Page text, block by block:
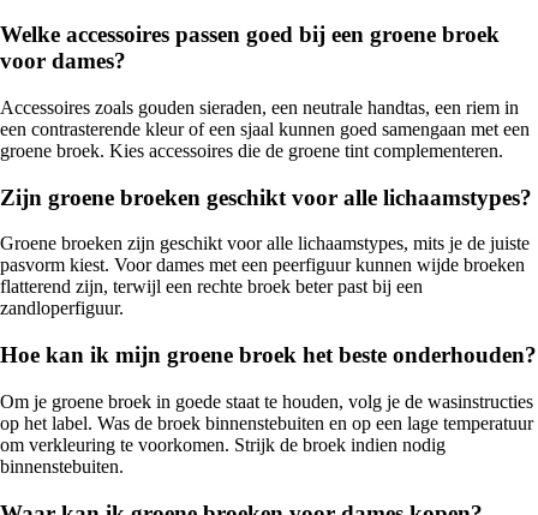
Welke accessoires passen goed bij een groene broek
voor dames?
Accessoires zoals gouden sieraden, een neutrale handtas, een riem in
een contrasterende kleur of een sjaal kunnen goed samengaan met een
groene broek. Kies accessoires die de groene tint complementeren.
Zijn groene broeken geschikt voor alle lichaamstypes?
Groene broeken zijn geschikt voor alle lichaamstypes, mits je de juiste
pasvorm kiest. Voor dames met een peerfiguur kunnen wijde broeken
flatterend zijn, terwijl een rechte broek beter past bij een
zandloperfiguur.
Hoe kan ik mijn groene broek het beste onderhouden?
Om je groene broek in goede staat te houden, volg je de wasinstructies
op het label. Was de broek binnenstebuiten en op een lage temperatuur
om verkleuring te voorkomen. Strijk de broek indien nodig
binnenstebuiten.